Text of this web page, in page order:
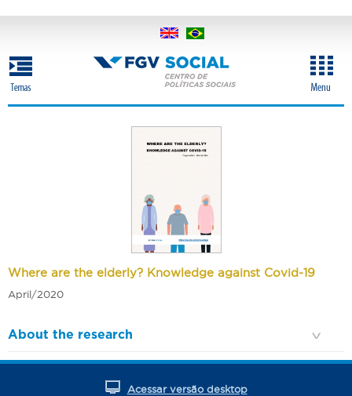
content
Where are the elderly? Knowledge against Covid-19
April/2020
About the research
Acessar versão desktop